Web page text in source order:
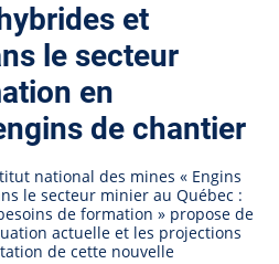
et
le secteur
en
de chantier
national des mines « Engins
le secteur minier au Québec :
de formation » propose de
actuelle et les projections
de cette nouvelle